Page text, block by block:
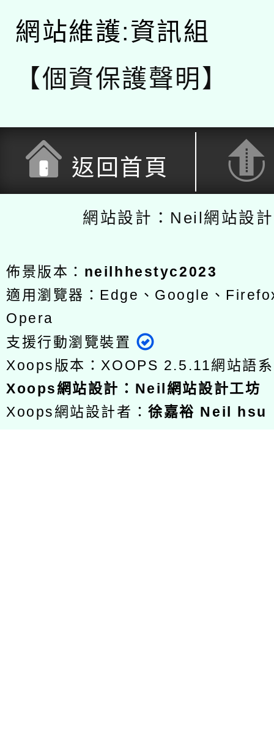
網站維護:資訊組
【個資保護聲明】
返回首頁
網站設計：Neil網站設
佈景版本： neilhhestyc2023
適用瀏覽器：Edge、Google、
Opera
支援行動瀏覽裝置
Xoops版本：XOOPS 2.5.11網站語
Xoops網站設計 ： Neil網站設計工坊
Xoops網站設計者：徐嘉裕 Neil hsu